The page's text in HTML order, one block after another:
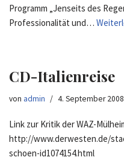
Programm „Jenseits des
Professionalität und…
CD-Italienreise
von admin 4. September 2008
Link zur Kritik der WAZ-
http://www.derwesten.de/
schoen-id1074154.html